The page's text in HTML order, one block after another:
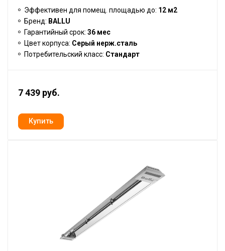
Эффективен для помещ. площадью до: 12 м2
Бренд: BALLU
Гарантийный срок: 36 мес
Цвет корпуса: Серый нерж.сталь
Потребительский класс: Стандарт
7 439 руб.